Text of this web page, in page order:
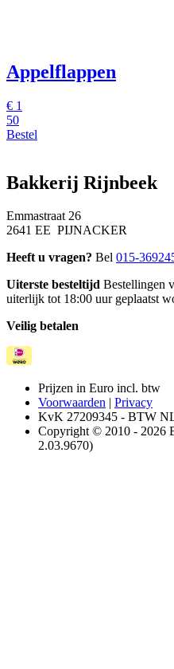
Appelflappen
€ 1
50
Bestel
Bakkerij Rijnbeek
Emmastraat 26
2641 EE PIJNACKER
Heeft u vragen? Bel 015-
Uiterste besteltijd Bestellingen
uiterlijk tot 18:00 uur geplaatst
Veilig betalen
Prijzen in Euro incl. btw
Voorwaarden | Privacy
KvK 27209345 - BTW
Copyright © 2010 - 2026
2.03.9670)